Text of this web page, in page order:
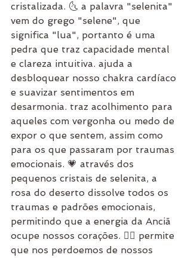
cristalizada. 🌜 a palavra "selenita"
vem do grego "selene", que
significa "lua", portanto é uma
pedra que traz capacidade mental
e clareza intuitiva. ajuda a
desbloquear nosso chakra cardíaco
e suavizar sentimentos em
desarmonia. traz acolhimento para
aqueles com vergonha ou medo de
expor o que sentem, assim como
para os que passaram por traumas
emocionais. 💗 através dos
pequenos cristais de selenita, a
rosa do deserto dissolve todos os
traumas e padrões emocionais,
permitindo que a energia da Anciã
ocupe nossos corações. 🧙‍♀️ permite
que nos perdoemos de nossos